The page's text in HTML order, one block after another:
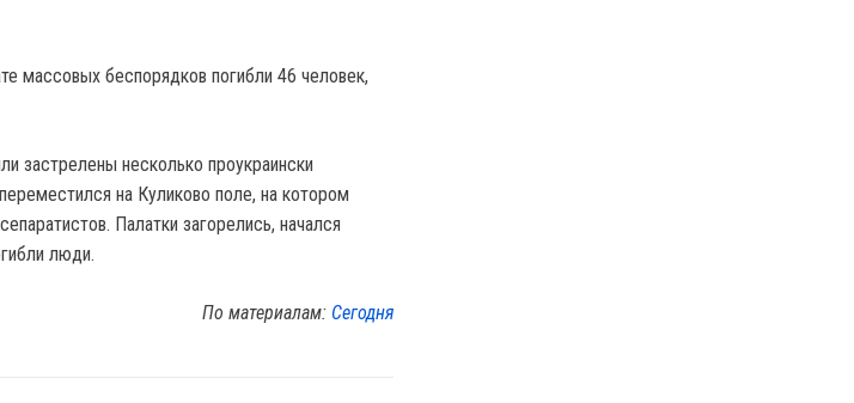
массовых беспорядков погибли 46 человек,
застрелены несколько проукраински
на Куликово поле, на котором
Палатки загорелись, начался
люди.
По материалам: Сегодня